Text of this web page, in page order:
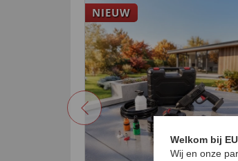
NIEUW
Welkom bij
Wij en onze